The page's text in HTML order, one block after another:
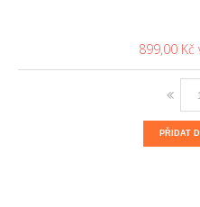
899,00 Kč
PŘIDAT